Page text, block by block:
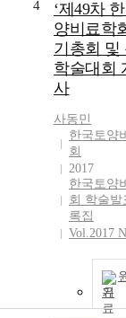
4
‘제49차
양비료학
기총회 및
학술대회
사
사동민
한국토양
회
2017
한국토양
회 학술발
록집
Vol.2017
기